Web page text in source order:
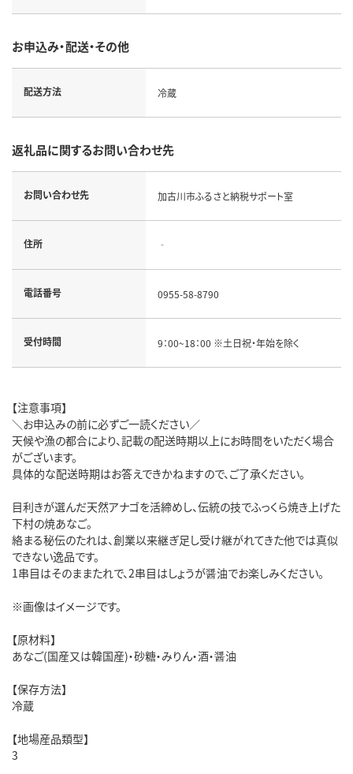
お申込み・配送・その他
配送方法 冷蔵
返礼品に関するお問い合わせ先
お問い合わせ先 加古川市ふるさと納税サポート室
住所 ‐
電話番号 0955-58-8790
受付時間 9：00~18：00 ※土日祝・年始を除く
【注意事項】
＼お申込みの前に必ずご一読ください／
天候や漁の都合により、記載の配送時期以上にお時間をいただく場合
がございます。
具体的な配送時期はお答えできかねますので、ご了承ください。
目利きが選んだ天然アナゴを活締めし、伝統の技でふっくら焼き上げた
下村の焼あなご。
絡まる秘伝のたれは、創業以来継ぎ足し受け継がれてきた他では真似
できない逸品です。
1串目はそのままたれで、2串目はしょうが醤油でお楽しみください。
※画像はイメージです。
【原材料】
あなご(国産又は韓国産)・砂糖・みりん・酒・醤油
【保存方法】
冷蔵
【地場産品類型】
3